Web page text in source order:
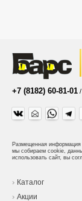
+7 (8182) 60-81-01
Размещенная информация
мы собираем cookie,
использовать сайт, вы
Каталог
Акции